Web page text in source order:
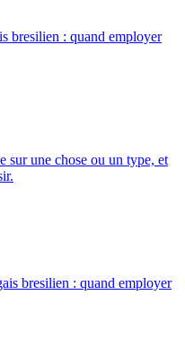
bresilien : quand employer
sur une chose ou un type, et
bresilien : quand employer